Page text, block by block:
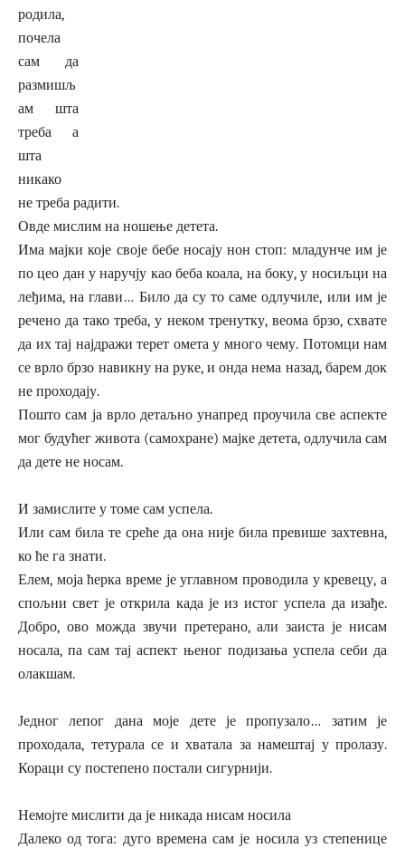
родила,
почела
сам да
размишљ
ам шта
треба а
шта
никако
не треба радити.
Овде мислим на ношење детета.
Има мајки које своје бебе носају нон стоп: младунче им је
по цео дан у наручју као беба коала, на боку, у носиљци на
леђима, на глави… Било да су то саме одлучиле, или им је
речено да тако треба, у неком тренутку, веома брзо, схвате
да их тај најдражи терет омета у много чему. Потомци нам
се врло брзо навикну на руке, и онда нема назад, барем док
не проходају.
Пошто сам ја врло детаљно унапред проучила све аспекте
мог будућег живота (самохране) мајке детета, одлучила сам
да дете не носам.
И замислите у томе сам успела.
Или сам била те среће да она није била превише захтевна,
ко ће га знати.
Елем, моја ћерка време је углавном проводила у кревецу, а
спољни свет је открила када је из истог успела да изађе.
Добро, ово можда звучи претерано, али заиста је нисам
носала, па сам тај аспект њеног подизања успела себи да
олакшам.
Једног лепог дана моје дете је пропузало… затим је
проходала, тетурала се и хватала за намештај у пролазу.
Кораци су постепено постали сигурнији.
Немојте мислити да је никада нисам носила
Далеко од тога: дуго времена сам је носила уз степенице